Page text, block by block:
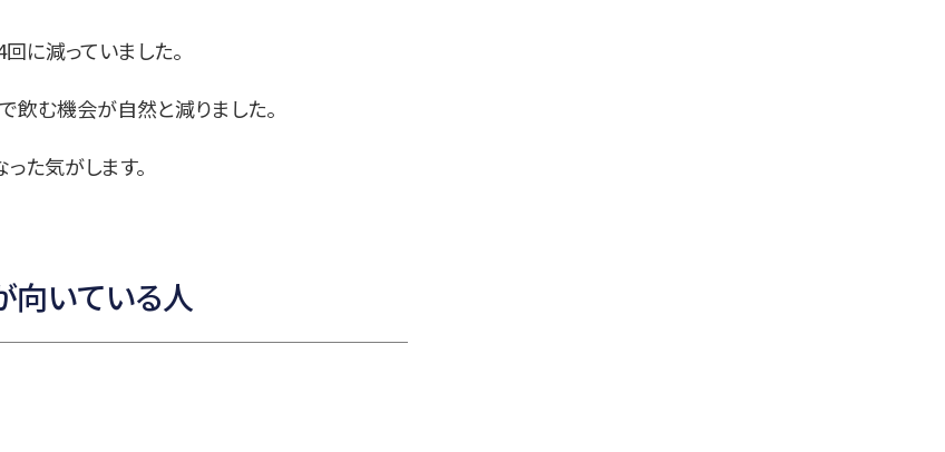
に減っていました。
飲む機会が自然と減りました。
た気がします。
向いている人